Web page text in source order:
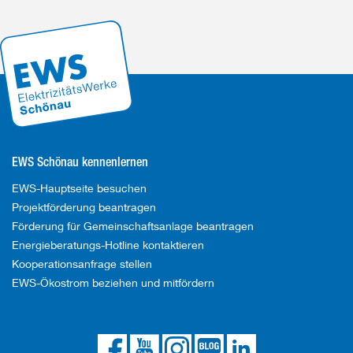
EWS Schönau kennenlernen
EWS-Hauptseite besuchen
Projektförderung beantragen
Förderung für Gemeinschaftsanlage beantragen
Energieberatungs-Hotline kontaktieren
Kooperationsanfrage stellen
EWS-Ökostrom beziehen und mitfördern
EWS
EWS
EWS
zum